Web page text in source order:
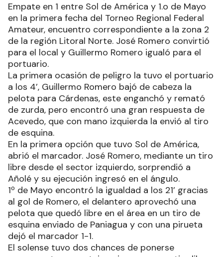
Empate en 1 entre Sol de América y 1.o de Mayo
en la primera fecha del Torneo Regional Federal
Amateur, encuentro correspondiente a la zona 2
de la región Litoral Norte. José Romero convirtió
para el local y Guillermo Romero igualó para el
portuario.
La primera ocasión de peligro la tuvo el portuario
a los 4’, Guillermo Romero bajó de cabeza la
pelota para Cárdenas, este enganchó y remató
de zurda, pero encontró una gran respuesta de
Acevedo, que con mano izquierda la envió al tiro
de esquina.
En la primera opción que tuvo Sol de América,
abrió el marcador. José Romero, mediante un tiro
libre desde el sector izquierdo, sorprendió a
Añolé y su ejecución ingresó en el ángulo.
1º de Mayo encontró la igualdad a los 21’ gracias
al gol de Romero, el delantero aprovechó una
pelota que quedó libre en el área en un tiro de
esquina enviado de Paniagua y con una pirueta
dejó el marcador 1-1.
El solense tuvo dos chances de ponerse